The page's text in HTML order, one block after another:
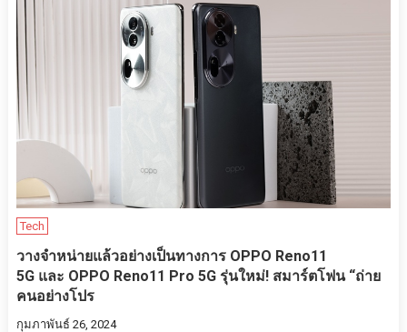
Tech
วางจำหน่ายแล้วอย่างเป็นทางการ OPPO Reno11
5G และ OPPO Reno11 Pro 5G รุ่นใหม่! สมาร์ตโฟน “ถ่าย
คนอย่างโปร
กุมภาพันธ์ 26, 2024